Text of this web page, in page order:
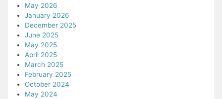
May 2026
January 2026
December 2025
June 2025
May 2025
April 2025
March 2025
February 2025
October 2024
May 2024